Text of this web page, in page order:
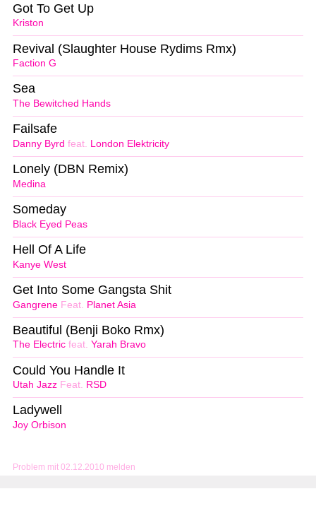
Problem mit 02.12.2010 melden
Kriston
Got To Get Up
Faction G
Revival (Slaughter House Rydims Rmx)
The Bewitched Hands
Sea
Danny Byrd feat. London Elektricity
Failsafe
Medina
Lonely (DBN Remix)
Black Eyed Peas
Someday
Kanye West
Hell Of A Life
Gangrene Feat. Planet Asia
Get Into Some Gangsta Shit
The Electric feat. Yarah Bravo
Beautiful (Benji Boko Rmx)
Utah Jazz Feat. RSD
Could You Handle It
Joy Orbison
Ladywell